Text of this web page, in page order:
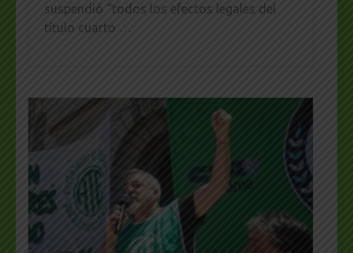
suspendió “todos los efectos legales del
título cuarto …